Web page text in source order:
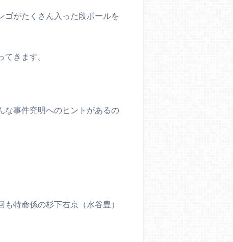
ゴがたくさん入った段ボールを
きます。
な事件究明へのヒントがあるの
特命係の杉下右京（水谷豊）